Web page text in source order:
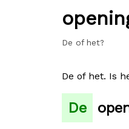
De of het?
De of het. Is
De